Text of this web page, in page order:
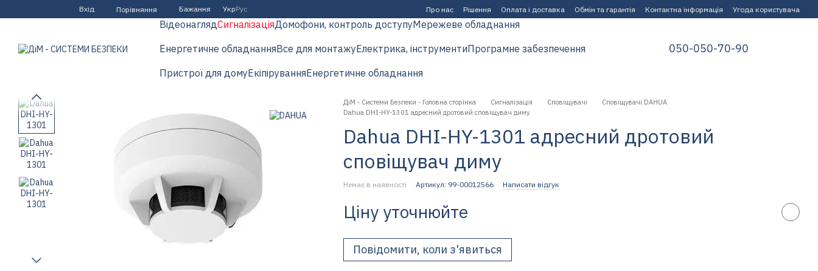
Перейти до основного контенту
Вхід Порівняння Бажання УкрРус Про нас Рішення Оплата і доставка Обмін та гарантія Контактна інформація Угода користувача
ВідеонаглядСигналізаціяДомофони, контроль доступуМережеве обладнання
Енергетичне обладнанняВсе для монтажуЕлектрика, інструментиПрограмне забезпечення
Пристрої для домуЕкіпіруванняЕнергетичне обладнання
050-050-70-90
ДіМ - Системи Безпеки - Головна сторінка Сигналізація Сповіщувачі
Сповіщувачі DAHUA
Dahua DHI-HY-1301 адресний дротовий сповіщувач диму
Dahua DHI-HY-1301 адресний дротовий
сповіщувач диму
Немає в наявності Артикул: 99-00012566 Написати відгук
Ціну уточнюйте
Повідомити, коли з'явиться